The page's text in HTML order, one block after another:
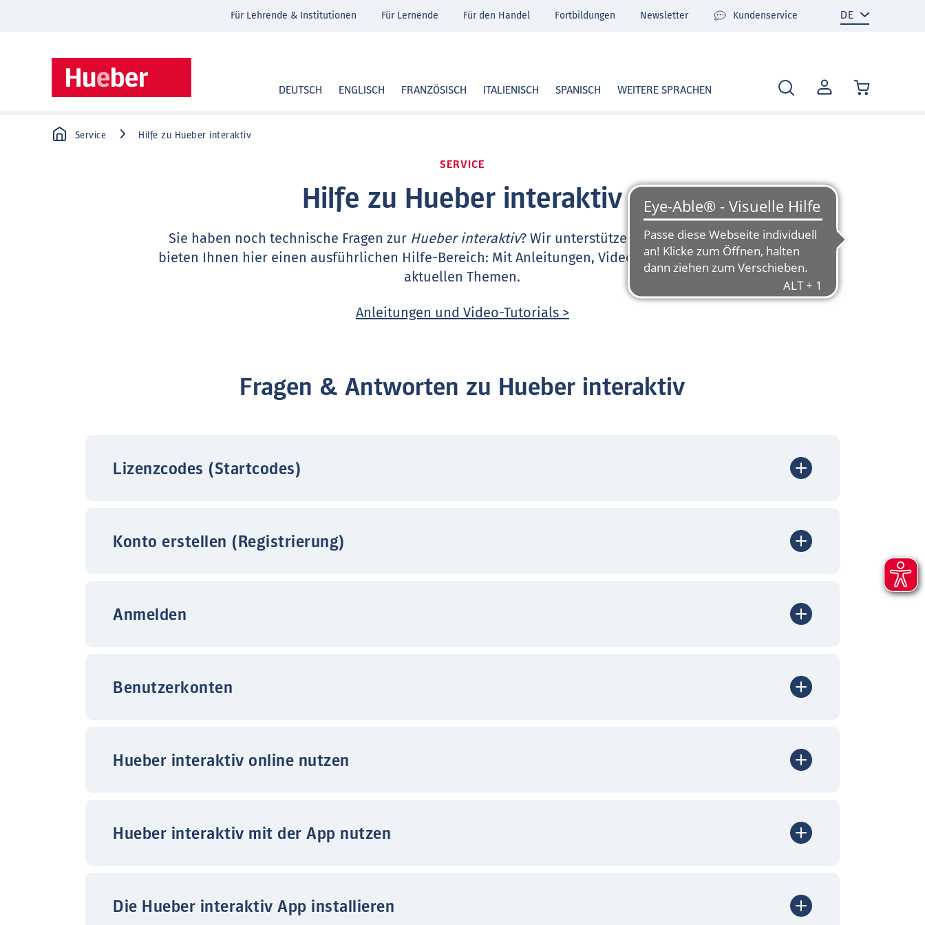
MEIN
KONTO
DEUTSCH ENGLISCH FRANZÖSISCH ITALIENISCH SPANISCH WEITERE SPRACHEN
Für Lehrende & Institutionen Für Lernende Für den Handel Fortbildungen Newsletter Kundenservice
Service Hilfe zu Hueber interaktiv
SERVICE
Hilfe zu Hueber interaktiv
Sie haben noch technische Fragen zur Hueber interaktiv? Wir unterstützen Sie sehr gerne und
bieten Ihnen hier einen ausführlichen Hilfe-Bereich: Mit Anleitungen, Video-Tutorials und FAQ zu
aktuellen Themen.
Anleitungen und Video-Tutorials >
Fragen & Antworten zu Hueber interaktiv
Lizenzcodes (Startcodes)
Konto erstellen (Registrierung)
Anmelden
Benutzerkonten
Hueber interaktiv online nutzen
Hueber interaktiv mit der App nutzen
Die Hueber interaktiv App installieren